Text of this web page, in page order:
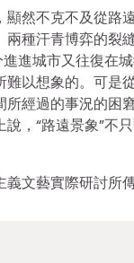
然不克不及從路
種汗青博弈的
進城市又往復
以想象的。可
經過的事況的
，“路遠景象”不
義文藝實際研討所